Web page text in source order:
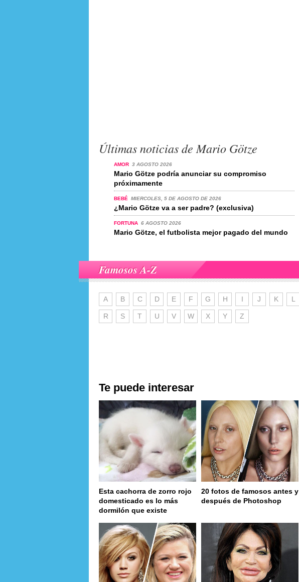
Últimas noticias de Mario Götze
AMOR 3 AGOSTO 2026
Mario Götze podría anunciar su compromiso
próximamente
BEBÉ MIERCOLES, 5 DE AGOSTO DE 2026
¿Mario Götze va a ser padre? (exclusiva)
FORTUNA 6 AGOSTO 2026
Mario Götze, el futbolista mejor pagado del mundo
Famosos A-Z
A B C D E F G H I J K L
R S T U V W X Y Z
Te puede interesar
Esta cachorra de zorro rojo
domesticado es lo más
dormilón que existe
20 fotos de famosos antes y
después de Photoshop